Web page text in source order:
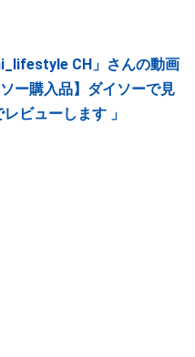
CH」さんの動画
ー購入品】ダイソーで見
ビューします 」